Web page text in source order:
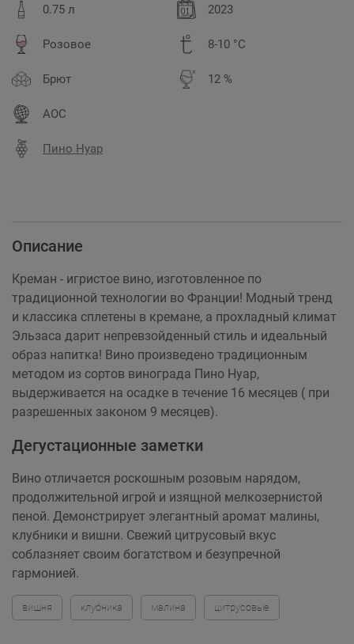
0.75 л 2023
Розовое 8-10 °C
Брют 12 %
AOC
Пино Нуар
Описание
Креман - игристое вино, изготовленное по
традиционной технологии во Франции! Модный тренд
и классика сплетены в кремане, а прохладный климат
Эльзаса дарит непревзойденный стиль и идеальный
образ напитка! Вино произведено традиционным
методом из сортов винограда Пино Нуар,
выдерживается на осадке в течение 16 месяцев ( при
разрешенных законом 9 месяцев).
Дегустационные заметки
Вино отличается роскошным розовым нарядом,
продолжительной игрой и изящной мелкозернистой
пеной. Демонстрирует элегантный аромат малины,
клубники и вишни. Свежий цитрусовый вкус
соблазняет своим богатством и безупречной
гармонией.
вишня клубника малина цитрусовые